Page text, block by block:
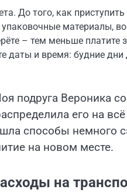
До того, как
упаковочные материалы,
– тем меньше платите
даты и время: будние
подруга Вероника
его на
способы немного
на новом месте.
на